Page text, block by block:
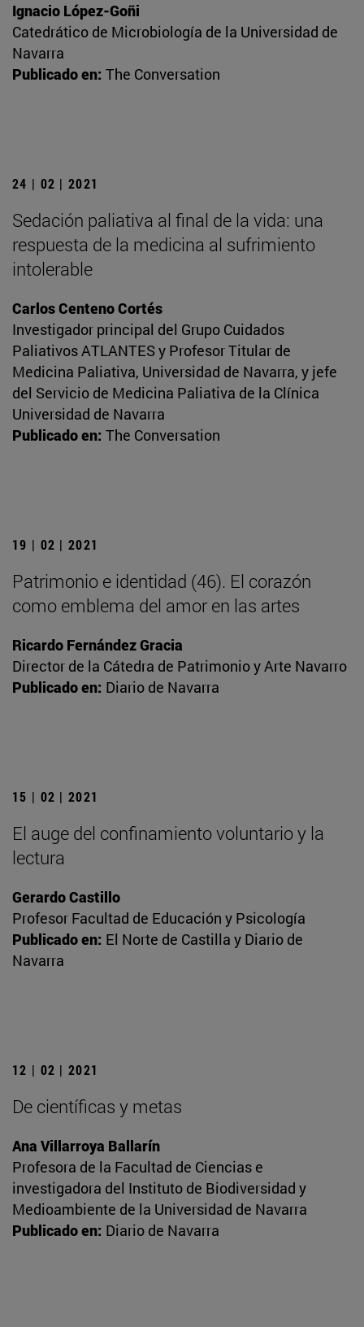
Ignacio López-Goñi
Catedrático de Microbiología de la Universidad de
Navarra
Publicado en: The Conversation
24 | 02 | 2021
Sedación paliativa al final de la vida: una
respuesta de la medicina al sufrimiento
intolerable
Carlos Centeno Cortés
Investigador principal del Grupo Cuidados
Paliativos ATLANTES y Profesor Titular de
Medicina Paliativa, Universidad de Navarra, y jefe
del Servicio de Medicina Paliativa de la Clínica
Universidad de Navarra
Publicado en: The Conversation
19 | 02 | 2021
Patrimonio e identidad (46). El corazón
como emblema del amor en las artes
Ricardo Fernández Gracia
Director de la Cátedra de Patrimonio y Arte Navarro
Publicado en: Diario de Navarra
15 | 02 | 2021
El auge del confinamiento voluntario y la
lectura
Gerardo Castillo
Profesor Facultad de Educación y Psicología
Publicado en: El Norte de Castilla y Diario de
Navarra
12 | 02 | 2021
De científicas y metas
Ana Villarroya Ballarín
Profesora de la Facultad de Ciencias e
investigadora del Instituto de Biodiversidad y
Medioambiente de la Universidad de Navarra
Publicado en: Diario de Navarra